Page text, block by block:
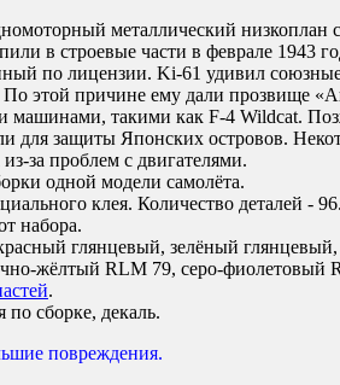
металлический низкоплан
в строевые части в феврале 1943
по лицензии. Ki-61 удивил
этой причине ему дали прозвище
машинами, такими как F-4 Wildcat.
для защиты Японских островов.
за проблем с двигателями.
одной модели самолёта.
клея. Количество деталей -
набора.
глянцевый, зелёный
жёлтый RLM 79, серо-
.
сборке, декаль.
повреждения.